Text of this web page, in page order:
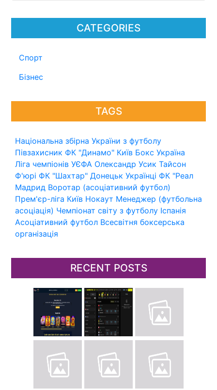
CATEGORIES
Спорт
Бізнес
TAGS
Національна збірна України з футболу
Півзахисник ФК "Динамо" Київ Бокс Україна
Ліга чемпіонів УЄФА Олександр Усик Тайсон
Ф'юрі ФК "Шахтар" Донецьк Українці ФК "Реал
Мадрид Воротар (асоціативний футбол)
Прем'єр-ліга Київ Нокаут Менеджер (футбольна
асоціація) Чемпіонат світу з футболу Іспанія
Асоціативний футбол Всесвітня боксерська
організація
RECENT POSTS